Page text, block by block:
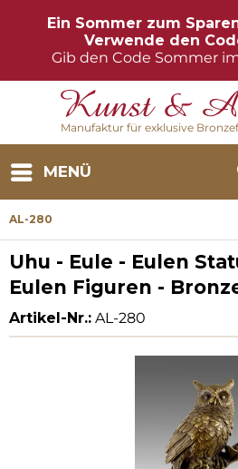
Ein Sommer zum
Verwende den
Gib den Code Sommer
Manufaktur für exklusive
MENÜ
AL-280
Uhu - Eule - Eulen
Eulen Figuren -
Artikel-Nr.: AL-280